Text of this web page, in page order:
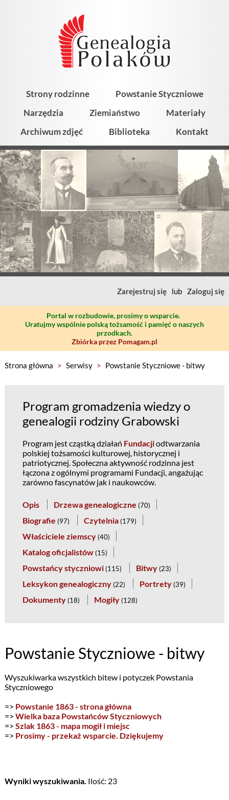
Strony rodzinne
Powstanie Styczniowe
Narzędzia
Ziemiaństwo
Materiały
Archiwum zdjęć
Biblioteka Kontakt
Zarejestruj się lub Zaloguj się
Portal w rozbudowie, prosimy o wsparcie.
Uratujmy wspólnie polską tożsamość i pamięć o naszych
przodkach.
Zbiórka przez Pomagam.pl
Strona główna > Serwisy > Powstanie Styczniowe - bitwy
Program gromadzenia wiedzy o
genealogii rodziny Grabowski
Program jest cząstką działań Fundacjiodtwarzania
polskiej tożsamości kulturowej, historycznej i
patriotycznej. Społeczna aktywność rodzinna jest
łączona z ogólnymi programami Fundacji, angażując
zarówno fascynatów jak i naukowców.
Opis Drzewa genealogiczne (70)
Biografie (97) Czytelnia (179)
Właściciele ziemscy (40)
Katalog oficjalistów (15)
Powstańcy styczniowi (115) Bitwy (23)
Leksykon genealogiczny (22) Portrety (39)
Dokumenty (18) Mogiły (128)
Powstanie Styczniowe - bitwy
Wyszukiwarka wszystkich bitew i potyczek Powstania
Styczniowego
=> Powstanie 1863 - strona główna
=> Wielka baza Powstańców Styczniowych
=> Szlak 1863 - mapa mogił i miejsc
=> Prosimy - przekaż wsparcie. Dziękujemy
Wyniki wyszukiwania. Ilość: 23